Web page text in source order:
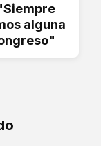
alguna